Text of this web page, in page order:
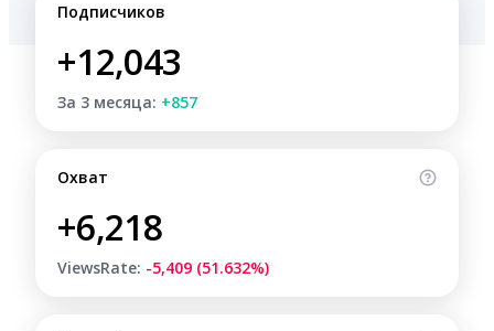
Подписчиков
+12,043
За 3 месяца: +857
Охват
+6,218
ViewsRate: -5,409 (51.632%)